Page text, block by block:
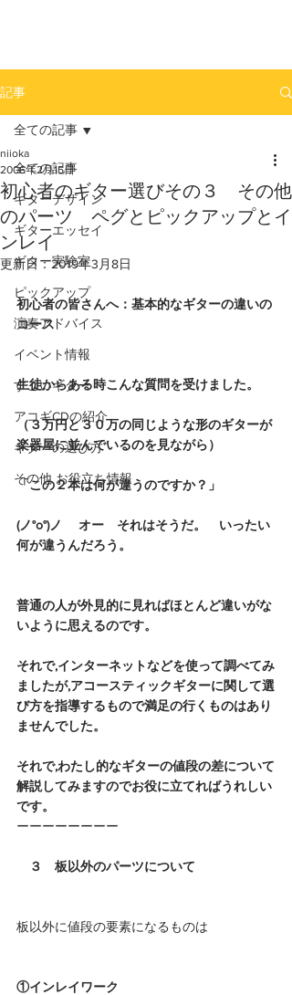
記事
全ての記事
ギターデザイン
ギターエッセイ
ギター実験室
ピックアップ
演奏アドバイス
イベント情報
すごいギター
アコギCDの紹介
ギターの選び方
その他 お役立ち情報
全ての記事
初心者のギター選びその３ その他
のパーツ ペグとピックアップとイ
ンレイ
niioka
2006年2月15日
更新日：2019年3月8日
初心者の皆さんへ：基本的なギターの違いの
コース
生徒からある時こんな質問を受けました。
（３万円と３０万の同じような形のギターが
楽器屋に並んでいるのを見ながら）
「この２本は何が違うのですか？」
(ノ°ο°)ノ 　オー　それはそうだ。　いったい
何が違うんだろう。
普通の人が外見的に見ればほとんど違いがな
いように思えるのです。
それで,インターネットなどを使って調べてみ
ましたが,アコースティックギターに関して選
び方を指導するもので満足の行くものはあり
ませんでした。
それで,わたし的なギターの値段の差について
解説してみますのでお役に立てればうれしい
です。
ーーーーーーーー
３　板以外のパーツについて
板以外に値段の要素になるものは
①インレイワーク